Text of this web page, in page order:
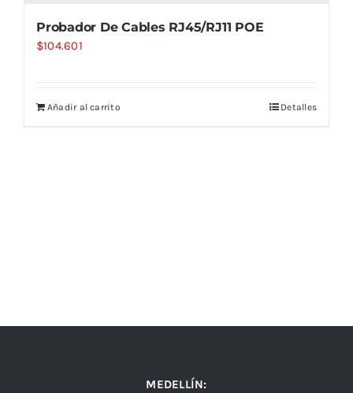
Probador De Cables RJ45/RJ11 POE
$104.601
Añadir al carrito Detalles
MEDELLÍN: